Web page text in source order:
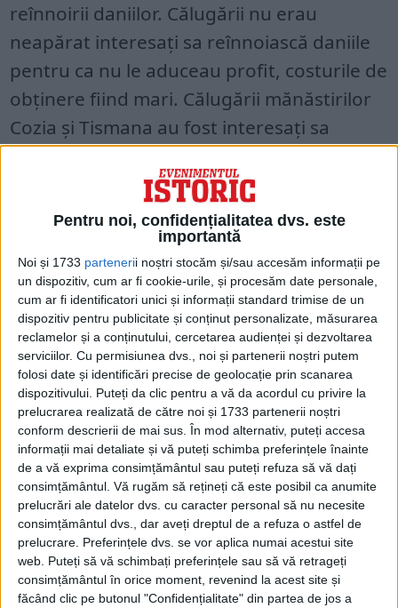
Pentru noi, confidențialitatea dvs. este
importantă
Noi și 1733 partenerii noștri stocăm și/sau accesăm informații pe
un dispozitiv, cum ar fi cookie-urile, și procesăm date personale,
cum ar fi identificatori unici și informații standard trimise de un
dispozitiv pentru publicitate și conținut personalizate, măsurarea
reclamelor și a conținutului, cercetarea audienței și dezvoltarea
serviciilor. Cu permisiunea dvs., noi și partenerii noștri putem
folosi date și identificări precise de geolocație prin scanarea
dispozitivului. Puteți da clic pentru a vă da acordul cu privire la
prelucrarea realizată de către noi și 1733 partenerii noștri
conform descrierii de mai sus. În mod alternativ, puteți accesa
informații mai detaliate și vă puteți schimba preferințele înainte
de a vă exprima consimțământul sau puteți refuza să vă dați
consimțământul. Vă rugăm să rețineți că este posibil ca anumite
prelucrări ale datelor dvs. cu caracter personal să nu necesite
consimțământul dvs., dar aveți dreptul de a refuza o astfel de
prelucrare. Preferințele dvs. se vor aplica numai acestui site
web. Puteți să vă schimbați preferințele sau să vă retrageți
consimțământul în orice moment, revenind la acest site și
făcând clic pe butonul "Confidențialitate" din partea de jos a
reînnoirii daniilor. Călugării nu erau
neapărat interesați sa reînnoiască daniile
pentru ca nu le aduceau profit, costurile de
obținere fiind mari. Călugării mănăstirilor
Cozia și Tismana au fost interesați sa
partea de apus a țării colectarea dărilor se
realiza mult mai eficient decât ân cazul
părții de răsărit a țării, cazul mănăstirii
Snagov care, în ciuda daniilor substanțiale,
se găsește la 1530 într-o stare materială
jenantă.
Absența stăpânirii domnești muntene în